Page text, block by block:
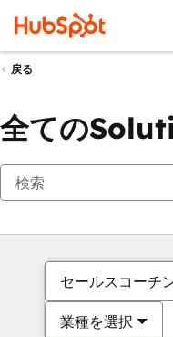
戻る
全ての
セールスコーチ
業種を選択